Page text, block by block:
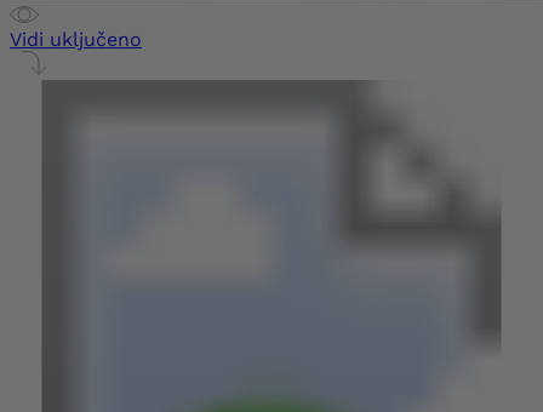
Vidi uključeno